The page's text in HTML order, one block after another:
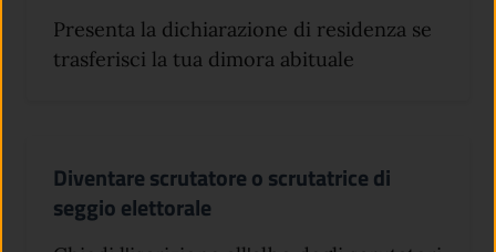
Presenta la dichiarazione di residenza se
trasferisci la tua dimora abituale
Diventare scrutatore o scrutatrice di
seggio elettorale